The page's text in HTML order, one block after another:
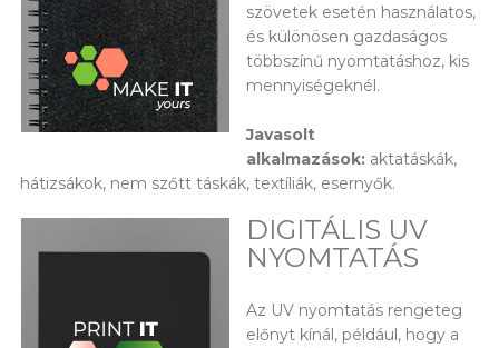
szövetek esetén használatos,
és különösen gazdaságos
többszínű nyomtatáshoz, kis
mennyiségeknél.
Javasolt
alkalmazások:aktatáskák,
hátizsákok, nem szőtt táskák, textíliák, esernyők.
DIGITÁLIS UV
NYOMTATÁS
Az UV nyomtatás rengeteg
előnyt kínál, például, hogy a